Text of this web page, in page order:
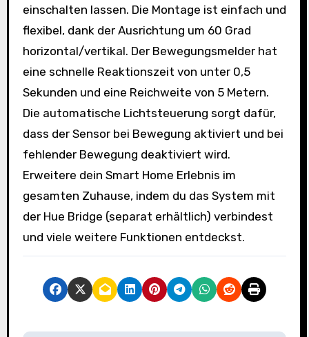
einschalten lassen. Die Montage ist einfach und
flexibel, dank der Ausrichtung um 60 Grad
horizontal/vertikal. Der Bewegungsmelder hat
eine schnelle Reaktionszeit von unter 0,5
Sekunden und eine Reichweite von 5 Metern.
Die automatische Lichtsteuerung sorgt dafür,
dass der Sensor bei Bewegung aktiviert und bei
fehlender Bewegung deaktiviert wird.
Erweitere dein Smart Home Erlebnis im
gesamten Zuhause, indem du das System mit
der Hue Bridge (separat erhältlich) verbindest
und viele weitere Funktionen entdeckst.